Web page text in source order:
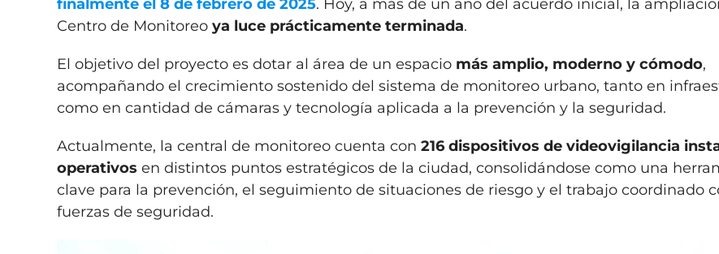
finalmente el8 de febrero de 2025. Hoy, a más de un año del acuerdo inicial, la
Centro de Monitoreoya luce prácticamente terminada.
El objetivo del proyecto es dotar al área de un espacio más amplio, moderno y cómodo,
acompañando el crecimiento sostenido del sistema de monitoreo urbano, tanto en
como en cantidad de cámaras y tecnología aplicada a la prevención y la seguridad.
Actualmente, la central de monitoreo cuenta con216 dispositivos de videovigilancia
operativos en distintos puntos estratégicos de la ciudad, consolidándose como una
clave para la prevención, el seguimiento de situaciones de riesgo y el trabajo coordinado
fuerzas de seguridad.